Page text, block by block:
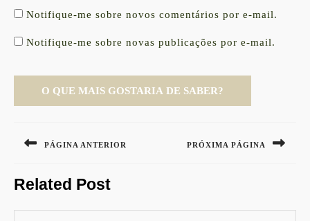
Notifique-me sobre novos comentários por e-mail.
Notifique-me sobre novas publicações por e-mail.
de
PÁGINA ANTERIOR
post:
PRÓXIMA PÁGINA
Related Post